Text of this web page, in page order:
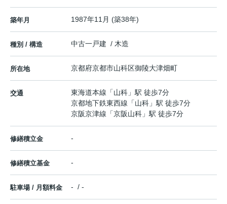
築年月 1987年11月 (築38年)
種別 / 構造 中古一戸建 / 木造
所在地 京都府京都市山科区御陵大津畑町
交通 東海道本線 「山科 」駅 徒歩7分
京都地下鉄東西線 「山科 」駅 徒歩7分
京阪京津線 「京阪山科 」駅 徒歩7分
修繕積立金 -
修繕積立基金 -
駐車場 / 月額料金 - / -